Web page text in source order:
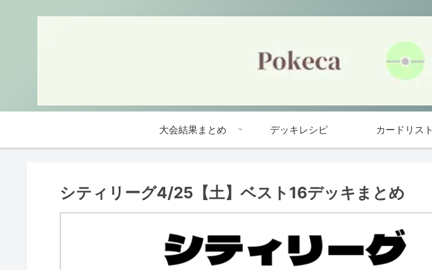
大会結果まとめ デッキレシピ カードリスト
シティリーグ4/25【土】ベスト16デッキまとめ